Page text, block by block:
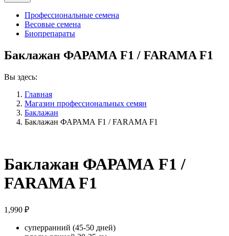
Профессиональные семена
Весовые семена
Биопрепараты
Баклажан ФАРАМА F1 / FARAMA F1
Вы здесь:
Главная
Магазин профессиональных семян
Баклажан
Баклажан ФАРАМА F1 / FARAMA F1
Баклажан ФАРАМА F1 /
FARAMA F1
1,990 ₽
суперранний (45-50 дней)